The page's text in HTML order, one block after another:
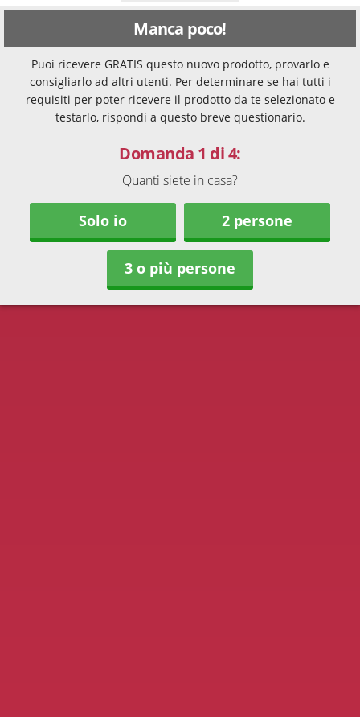
Manca poco!
Puoi ricevere GRATIS questo nuovo prodotto, provarlo e
consigliarlo ad altri utenti. Per determinare se hai tutti i
requisiti per poter ricevere il prodotto da te selezionato e
testarlo, rispondi a questo breve questionario.
Domanda 1 di 4:
Quanti siete in casa?
Solo io 2 persone
3 o più persone